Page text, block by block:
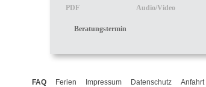
Lebensweg von unserer Seite,
eure TonARTisten
PDF Audio/Video
Beratungstermin
FAQ Ferien Impressum Datenschutz Anfahrt